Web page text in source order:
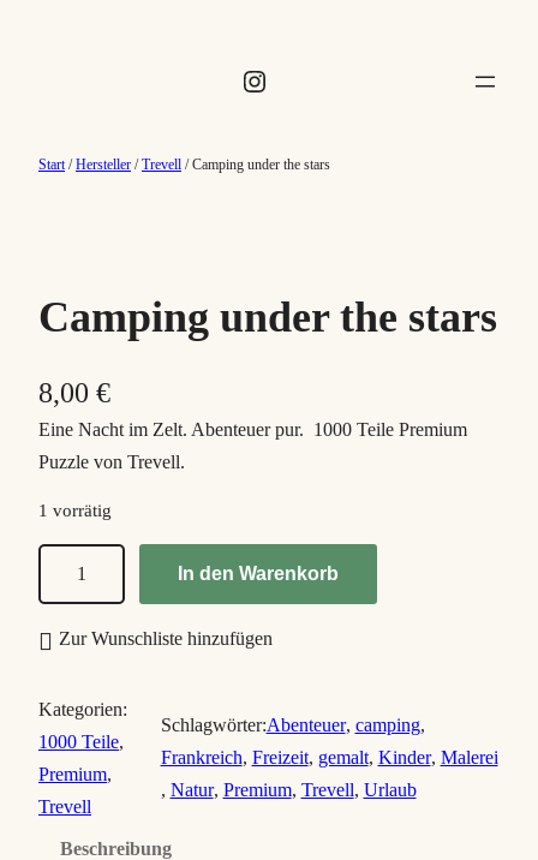
Instagram
Start/Hersteller /Trevell / Camping under the stars
Camping under the stars
8,00 €
Eine Nacht im Zelt. Abenteuer pur. 1000 Teile Premium
Puzzle von Trevell.
1 vorrätig
p
n
g
u
n
In den Warenkorb
Zur Wunschliste hinzufügen
Kategorien:
1000 Teile,
Premium,
Trevell
Schlagwörter:Abenteuer, camping,
Frankreich, Freizeit, gemalt, Kinder, Malerei
, Natur, Premium, Trevell, Urlaub
Beschreibung